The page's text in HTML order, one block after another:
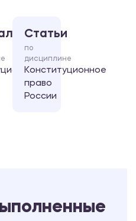
Статьи
по
дисциплине
Конституционное
право
России